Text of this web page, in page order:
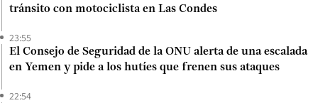
tránsito con motociclista en Las Condes
23:55
El Consejo de Seguridad de la ONU alerta de una escalada
en Yemen y pide a los hutíes que frenen sus ataques
22:54